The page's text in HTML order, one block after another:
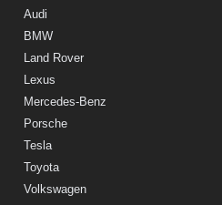
Audi
BMW
Land Rover
Lexus
Mercedes-Benz
Porsche
Tesla
Toyota
Volkswagen